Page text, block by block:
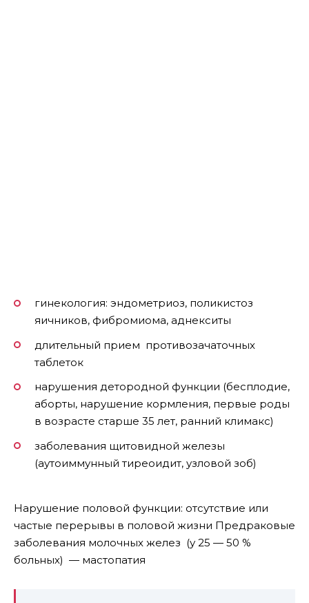
гинекология: эндометриоз, поликистоз
яичников, фибромиома, аднекситы
длительный прием противозачаточных
таблеток
нарушения детородной функции (бесплодие,
аборты, нарушение кормления, первые роды
в возрасте старше 35 лет, ранний климакс)
заболевания щитовидной железы
(аутоиммунный тиреоидит, узловой зоб)
Нарушение половой функции: отсутствие или
частые перерывы в половой жизни Предраковые
заболевания молочных желез (у 25 — 50 %
больных) — мастопатия